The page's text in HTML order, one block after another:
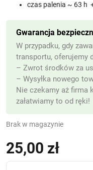
25,00 zł
czas palenia ~ 63 h
Brak w magazynie
Gwarancja
W przypadku, gdy
transportu, oferujemy
– Zwrot środków za
– Wysyłka nowego
Nie czekamy aż firma
załatwiamy to od ręki!